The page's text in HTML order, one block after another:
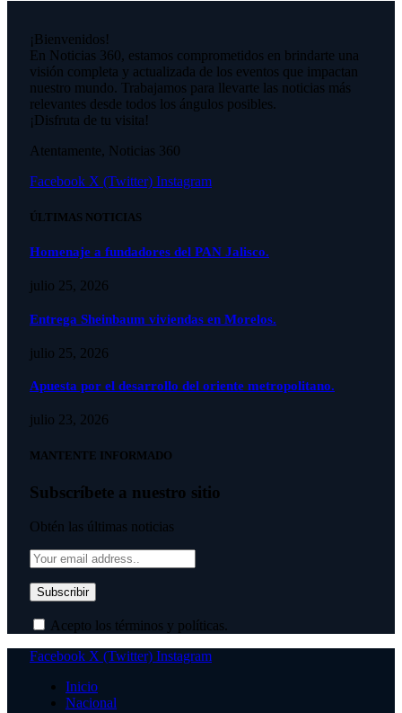
¡Bienvenidos!
En Noticias 360, estamos comprometidos en brindarte una
visión completa y actualizada de los eventos que impactan
nuestro mundo. Trabajamos para llevarte las noticias más
relevantes desde todos los ángulos posibles.
¡Disfruta de tu visita!
Atentamente, Noticias 360
Facebook X (Twitter) Instagram
ÚLTIMAS NOTICIAS
Homenaje a fundadores del PAN Jalisco.
julio 25, 2026
Entrega Sheinbaum viviendas en Morelos.
julio 25, 2026
Apuesta por el desarrollo del oriente metropolitano.
julio 23, 2026
MANTENTE INFORMADO
Subscríbete a nuestro sitio
Obtén las últimas noticias
Acepto los términos y políticas.
Facebook X (Twitter) Instagram
Inicio
Nacional